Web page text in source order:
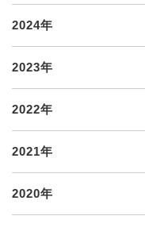
2024年
2023年
2022年
2021年
2020年